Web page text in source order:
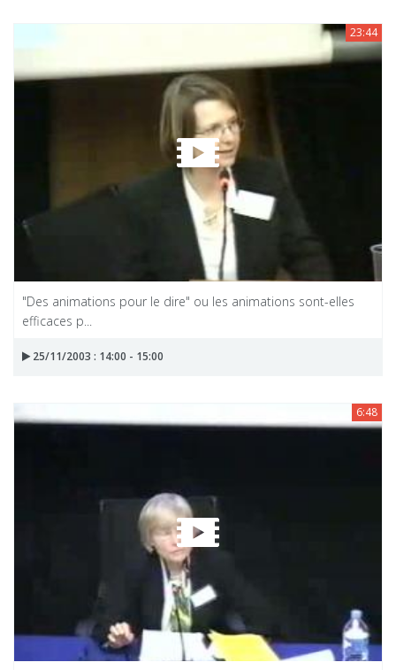
23:44
"Des animations pour le dire" ou les animations sont-elles
efficaces p...
25/11/2003 : 14:00 - 15:00
6:48